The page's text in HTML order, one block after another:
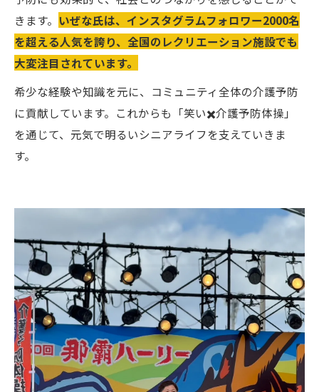
きます。 いぜな氏は、インスタグラムフォロワー2000名
を超える人気を誇り、全国のレクリエーション施設でも
大変注目されています。
希少な経験や知識を元に、コミュニティ全体の介護予防
に貢献しています。これからも「笑い✖️介護予防体操」
を通じて、元気で明るいシニアライフを支えていきま
す。